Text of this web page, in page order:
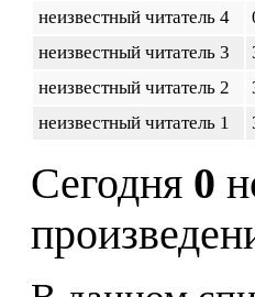
неизвестный читатель 4
неизвестный читатель 3
неизвестный читатель 2
неизвестный читатель 1
Сегодня 0